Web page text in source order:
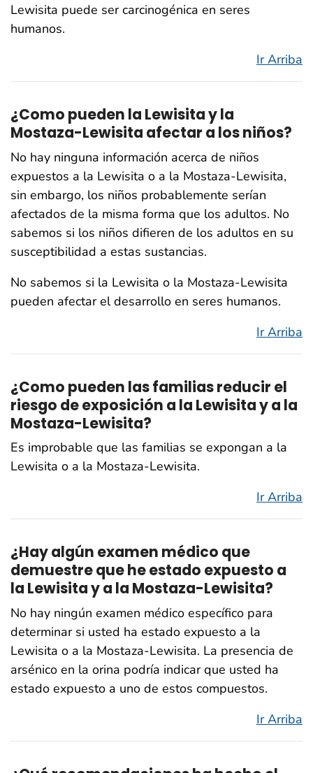
Lewisita puede ser carcinogénica en seres
humanos.
Ir Arriba
¿Como pueden la Lewisita y la
Mostaza-Lewisita afectar a los niños?
No hay ninguna información acerca de niños
expuestos a la Lewisita o a la Mostaza-Lewisita,
sin embargo, los niños probablemente serían
afectados de la misma forma que los adultos. No
sabemos si los niños difieren de los adultos en su
susceptibilidad a estas sustancias.
No sabemos si la Lewisita o la Mostaza-Lewisita
pueden afectar el desarrollo en seres humanos.
Ir Arriba
¿Como pueden las familias reducir el
riesgo de exposición a la Lewisita y a la
Mostaza-Lewisita?
Es improbable que las familias se expongan a la
Lewisita o a la Mostaza-Lewisita.
Ir Arriba
¿Hay algún examen médico que
demuestre que he estado expuesto a
la Lewisita y a la Mostaza-Lewisita?
No hay ningún examen médico específico para
determinar si usted ha estado expuesto a la
Lewisita o a la Mostaza-Lewisita. La presencia de
arsénico en la orina podría indicar que usted ha
estado expuesto a uno de estos compuestos.
Ir Arriba